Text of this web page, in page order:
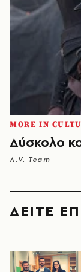
MORE IN
Δύσκολο
A.V. Team
ΔΕΙΤΕ